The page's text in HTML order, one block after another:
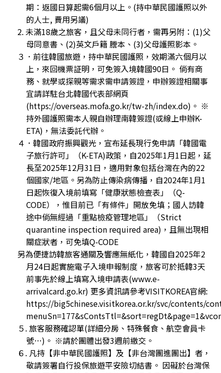
期：返國日算起需6個月以上。(持中華民國護照以外
的人士, 費用另議)
2. 未滿18歲之旅客，且父母未同行者，需再另附：(1)父
母同意書、(2)英文戶籍 謄本、(3)父母護照影本。
３．前往韓國旅遊，持中華民國護照，效期滿六個月以
上，來回機票証明，可免簽入境韓國90日。 倘有商
務、就學或探親等需求需申請簽證，申辦簽證相關事
宜請詳駐台北韓國代表部網頁
(https://overseas.mofa.go.kr/tw-zh/index.do)。 ※
持外國護照需本人親自辦理南韓簽證(或線上申辦K-
ETA)，無法委託代辦。
４．韓國政府振興觀光，宣布延長現行免申請「韓國電
子旅行許可」（K-ETA)政策，自2025年1月1日起，延
長至2025年12月31日，適用對象包括台灣在內的22
個國家/地區。另為防止傳染病傳播，自2024年1月1
日起恢復入境前填寫「健康狀態檢查表」（Q-
CODE），惟目前已「有條件」開放免填；國人訪韓
途中倘無經過「重點檢疫管理地區」（Strict
quarantine inspection required area)，且無出現相
關症狀者，可免填Q-CODE
另為便捷訪韓旅客通關及響應無紙化，韓國自2025年2
月24日起實施電子入境申報制度，旅客可於抵韓3天
前事先於線上填寫入境申請表(www.e-
arrivalcard.go.kr) 更多資訊請參考VISITKOREA官網:
https://big5chinese.visitkorea.or.kr/svc/contents/
５. 旅客服務確認單(詳細分房、特殊餐食、航空會員卡
號…)。 ※請於團體出發3週前繳交。
６. 凡持【非中華民國護照】及【非台灣團進團出】者，
敬請簽署自行投保旅遊平安險切結書。 因礙於台灣保